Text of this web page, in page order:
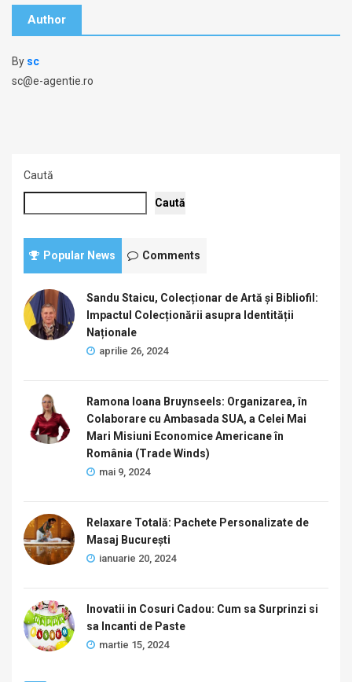
Author
By sc
sc@e-agentie.ro
Caută
Caută
Popular News Comments
Sandu Staicu, Colecționar de Artă și Bibliofil:
Impactul Colecționării asupra Identității
Naționale
aprilie 26, 2024
Ramona Ioana Bruynseels: Organizarea, în
Colaborare cu Ambasada SUA, a Celei Mai
Mari Misiuni Economice Americane în
România (Trade Winds)
mai 9, 2024
Relaxare Totală: Pachete Personalizate de
Masaj București
ianuarie 20, 2024
Inovatii in Cosuri Cadou: Cum sa Surprinzi si
sa Incanti de Paste
martie 15, 2024